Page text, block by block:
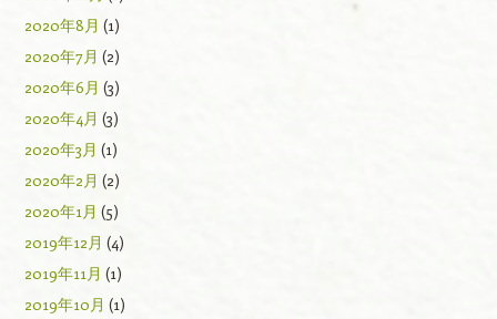
2020年8月 (1)
2020年7月 (2)
2020年6月 (3)
2020年4月 (3)
2020年3月 (1)
2020年2月 (2)
2020年1月 (5)
2019年12月 (4)
2019年11月 (1)
2019年10月 (1)